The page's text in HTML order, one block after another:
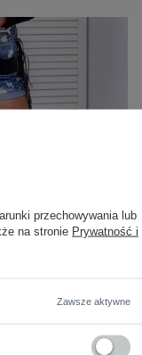
przechowywania lub
na stronie Prywatność i
Zawsze aktywne